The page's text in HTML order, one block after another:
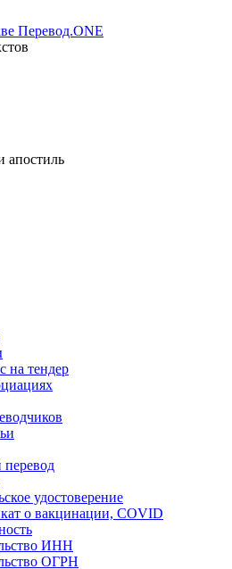
апостиль
на тендер
удостоверение
о вакцинации, COVID
ИНН
ОГРН